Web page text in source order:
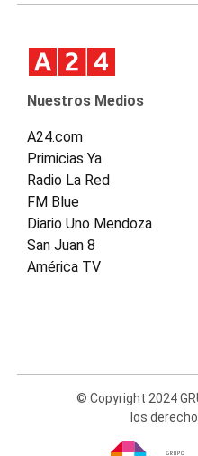
Nuestros Medios
A24.com
Primicias Ya
Radio La Red
FM Blue
Diario Uno Mendoza
San Juan 8
América TV
© Copyright 2024
los